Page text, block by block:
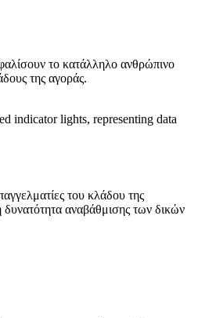
το κατάλληλο ανθρώπινο
της αγοράς.
του κλάδου της
δυνατότητα αναβάθμισης των δικών